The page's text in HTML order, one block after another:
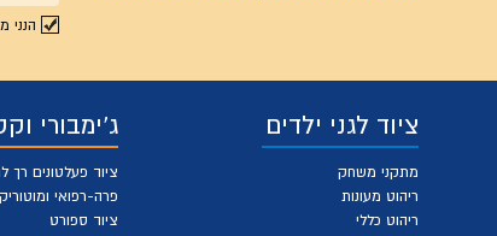
שם הנני
ציוד לגני ילדים
מתקני משחק
ריהוט מעונות
ריהוט כללי
ג'ימבורי
ציוד פעלטונים רך
פרה-רפואי
ציוד ספורט